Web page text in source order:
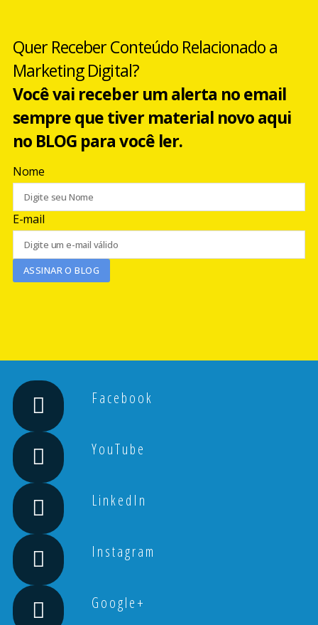
Quer Receber Conteúdo Relacionado a
Marketing Digital?
Você vai receber um alerta no email
sempre que tiver material novo aqui
no BLOG para você ler.
Nome
E-mail
ASSINAR O BLOG
Facebook
YouTube
LinkedIn
Instagram
Google+